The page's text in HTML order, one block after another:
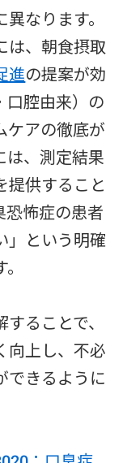
なります。
は、朝食摂取
進の提案が効
口腔由来）の
ケアの徹底が
は、測定結果
提供すること
恐怖症の患者
」という明確
ることで、
向上し、不必
できるように